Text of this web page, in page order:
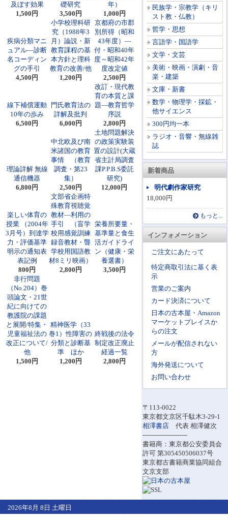
民族学・宗教学（キリ
スト教・仏教）
哲学・思想
言語学・国語学
文学・文芸
美術・映画・演劇・音
楽・建築
文庫・新書
数学・物理学・採鉱・
他サイエンス
300円均一本
ラジオ・音響・無線雑
誌
新着商品
明代劇作家研究
18,000円
もっと...
インフォメーション
ご注文にあたって
特定商取引法に基く表
示
営業のご案内
カード決済について
日本の古本屋・Amazon
マーケットプレイスか
らの注文
メールが配信されない
方
海外発送について
お問い合わせ
〒113-0022
東京都文京区千駄木3-29-1
相澤書店 代表 相澤健次
----------------------
書籍商：東京都公安委員会
許可 第305450506037号
東京都古書籍商業協同組合
文京支部
及ぼす効果
1,500円
礎研究
3,500円
年）
1,000円
疾病分類マニ
ュアル―診断
名コーディン
グの手引
4,500円
小学校理科研
究（1988年3
月）論説・新
教育課程の基
本方針と理科
教育の改善/他
1,200円
京都府の市郡
別所得（昭和
43年度）―
付・昭和40年
度～昭和42年
度改定値
2,500円
線下補償運動
10年の歩み
6,500円
門氏教育法の
詳解及批判
6,000円
改訂・現代教
育の本質と課
題―教育哲学
序説
2,800円
理論詳解 無線
通信機器
6,800円
中北欧及び南
米諸国の教育
事情 （教育
調査・第23
集）
2,500円
土地問題解決
の政策実験装
置の設計(大蔵
省主計局調査
課P.P.B.S委託
研究)
12,000円
楽しい体育の
授業 （2004年
3月号）到達学
力・評価基準
明示の通知表
表記例
800円
文部省企画特
殊教育視聴覚
教材―利用の
手引 （盲学
校用感覚訓練
録音教材・聾
学校用国語教
材8ミリ映画）
2,800円
栄養所要量・
基準量と食生
活ガイドライ
ン（健康・栄
養選書）
3,500円
非行問題
（No.204）巻
頭論文・21世
紀に向けての
教護院の課題
と展開/特集・
児童福祉法の
改正について/
他
1,500円
精神医学（33
巻1）性障害の
分類と診断基
準 ほか
1,200円
終戦後の法令
制定改正廃止
経過一覧
2,800円
2026年8月 8日 土曜日